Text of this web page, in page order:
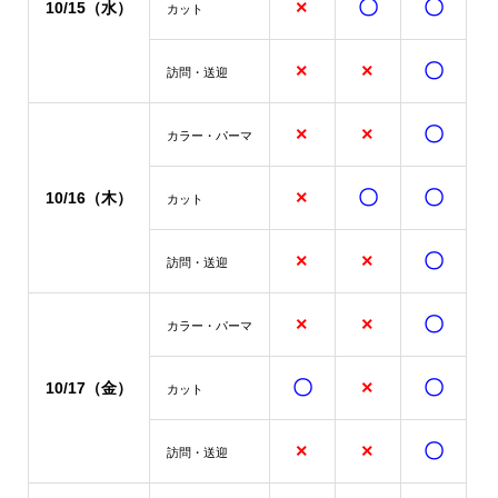
10/15（水） カット × 〇 〇
訪問・送迎 × × 〇
10/16（木）
カラー・パーマ × × 〇
カット × 〇 〇
訪問・送迎 × × 〇
10/17（金）
カラー・パーマ × × 〇
カット 〇 × 〇
訪問・送迎 × × 〇